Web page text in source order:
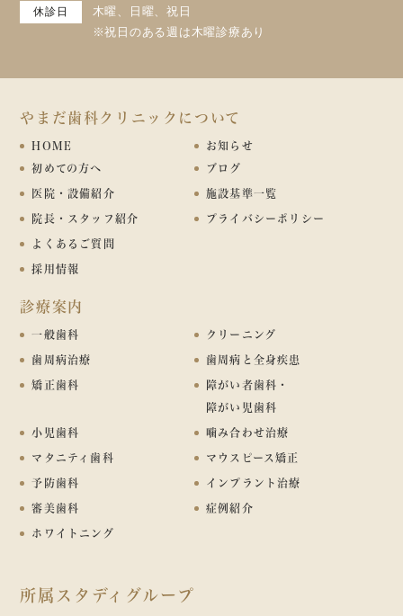
休診日
木曜、日曜、祝日
※祝日のある週は木曜診療あり
やまだ歯科クリニックについて
HOME
初めての方へ
医院・設備紹介
院長・スタッフ紹介
よくあるご質問
採用情報
お知らせ
ブログ
施設基準一覧
プライバシーポリシー
診療案内
一般歯科
クリーニング
歯周病治療
歯周病と全身疾患
矯正歯科
障がい者歯科・
障がい児歯科
小児歯科
噛み合わせ治療
マタニティ歯科
マウスピース矯正
予防歯科
インプラント治療
審美歯科
症例紹介
ホワイトニング
所属スタディグループ